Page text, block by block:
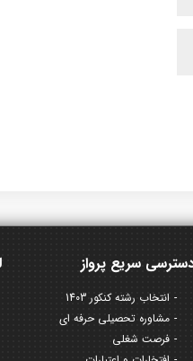
سریع پرواز
انتخاب رشته کنکور 1403
مشاوره تحصیلی حرفه ای
فرصت شغلی